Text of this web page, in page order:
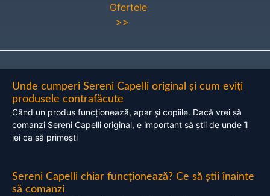
Ofertele
>>
Unde cumperi Sereni Capelli original și cum eviți
produsele contrafăcute
Când un produs funcționează, apar și copiile. Dacă vrei să
comanzi Sereni Capelli original, e important să știi de unde îl
iei ca să primești
Sereni Capelli chiar funcționează? Ce să știi înainte
să comanzi